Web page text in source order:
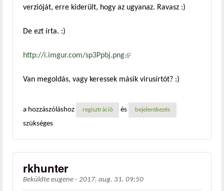
verzióját, erre kiderült, hogy az ugyanaz. Ravasz :)
De ezt írta. :)
http://i.imgur.com/sp3Ppbj.png(külső hivatkozás)
Van megoldás, vagy keressek másik virusírtót? :)
a hozzászóláshoz regisztráció és bejelentkezés
szükséges
rkhunter
Beküldte eugene - 2017. aug. 31. 09:50